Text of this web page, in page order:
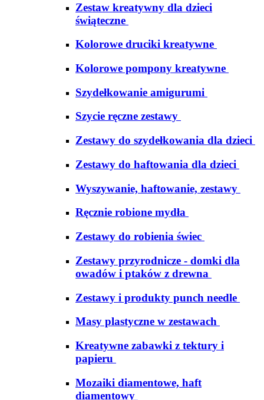
Zestaw kreatywny dla dzieci
świąteczne
Kolorowe druciki kreatywne
Kolorowe pompony kreatywne
Szydełkowanie amigurumi
Szycie ręczne zestawy
Zestawy do szydełkowania dla dzieci
Zestawy do haftowania dla dzieci
Wyszywanie, haftowanie, zestawy
Ręcznie robione mydła
Zestawy do robienia świec
Zestawy przyrodnicze - domki dla
owadów i ptaków z drewna
Zestawy i produkty punch needle
Masy plastyczne w zestawach
Kreatywne zabawki z tektury i
papieru
Mozaiki diamentowe, haft
diamentowy